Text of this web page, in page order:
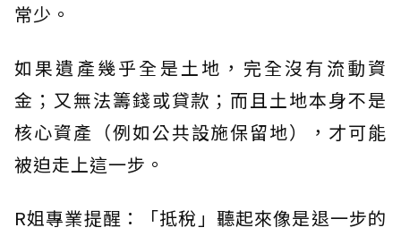
常少。
如果遺產幾乎全是土地，完全沒有流動資
金；又無法籌錢或貸款；而且土地本身不是
核心資產（例如公共設施保留地），才可能
被迫走上這一步。
R姐專業提醒：「抵稅」聽起來像是退一步的